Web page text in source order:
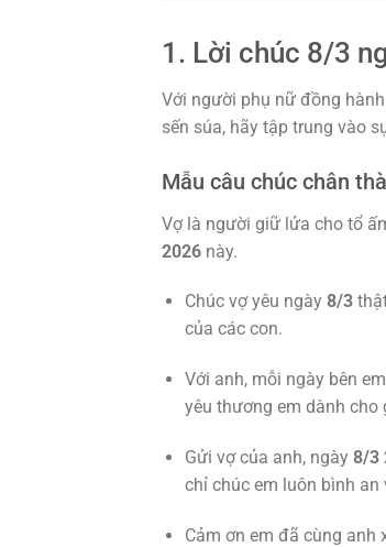
1. Lời chúc 8/3
Với người phụ nữ đồng
sến súa, hãy tập trung vào
Mẫu câu chúc chân
Vợ là người giữ lửa cho tổ
2026 này.
Chúc vợ yêu ngày 8/3
của các con.
Với anh, mỗi ngày bên
yêu thương em dành cho
Gửi vợ của anh, ngày 8/3
chỉ chúc em luôn bình
Cảm ơn em đã cùng anh